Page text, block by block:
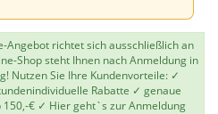
Angebot richtet sich ausschließlich an
Shop steht Ihnen nach Anmeldung in
Nutzen Sie Ihre Kundenvorteile: ✓
Rabatte ✓ genaue
150,-€ ✓ Hier geht`s zur Anmeldung